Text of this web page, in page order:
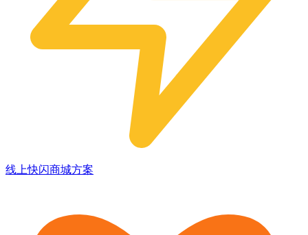
线上快闪商城方案